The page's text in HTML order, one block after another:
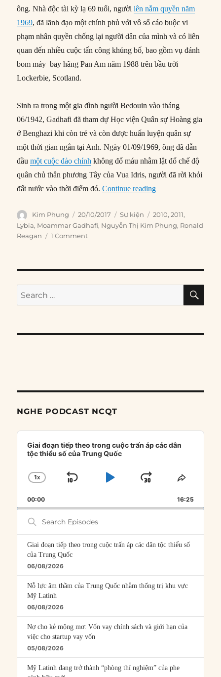
ông. Nhà độc tài kỳ lạ 69 tuổi, ngườilên nắm quyền năm
1969, đã lãnh đạo một chính phủ với vô số cáo buộc vi
phạm nhân quyền chống lại người dân của mình và có liên
quan đến nhiều cuộc tấn công khủng bố, bao gồm vụ đánh
bom máy bay hãng Pan Am năm 1988 trên bầu trời
Lockerbie, Scotland.
Sinh ra trong một gia đình người Bedouin vào tháng
06/1942, Gadhafi đã tham dự Học viện Quân sự Hoàng gia
ở Benghazi khi còn trẻ và còn được huấn luyện quân sự
một thời gian ngắn tại Anh. Ngày 01/09/1969, ông đã dẫn
đầumột cuộc đảo chính không đổ máu nhằm lật đổ chế độ
quân chủ thân phương Tây của Vua Idris, người đã rời khỏi
đất nước vào thời điểm đó.Continue reading“20/10/2011: Nhà
Author
Kim Phụng
Posted
on
20/10/2017 Categories
Sự kiện Tags
2010,2011,
Lybia, Moammar Gadhafi, Nguyễn Thị Kim Phụng, Ronald
Reagan
1 Comment
Search
for:
NGHE PODCAST NCQT
Audio
Player
Giai đoạn tiếp theo trong cuộc trấn áp các dân
tộc thiểu số của Trung Quốc
CHANGE
RATE
1X
SKIP
PLAYJUMP
FORWARD
SHARE
00:00 16:25
Search
Episodes
Giai đoạn tiếp theo trong cuộc trấn áp các dân tộc thiểu số
của Trung Quốc
06/08/2026
Nỗ lực âm thầm của Trung Quốc nhằm thống trị khu vực
Mỹ Latinh
06/08/2026
Nợ cho kẻ mộng mơ: Vốn vay chính sách và giới hạn của
việc cho startup vay vốn
05/08/2026
Mỹ Latinh đang trở thành “phòng thí nghiệm” của phe